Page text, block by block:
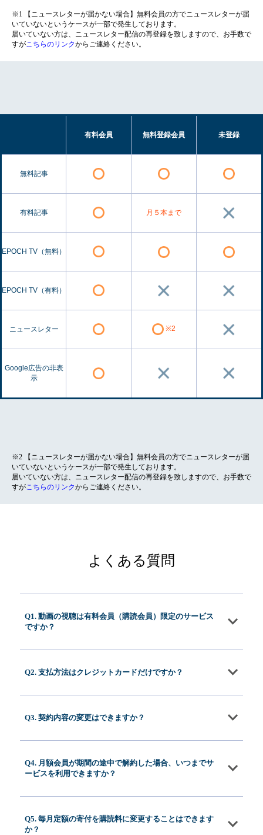
※1 【ニュースレターが届かない場合】無料会員の方でニュースレターが届
いていないというケースが一部で発生しております。
届いていない方は、ニュースレター配信の再登録を致しますので、お手数で
すがこちらのリンクからご連絡ください。
有料会員 無料登録会員 未登録
無料記事
有料記事 月５本まで
EPOCH TV（無料）
EPOCH TV（有料）
ニュースレター ※2
Google広告の非表
示
※2 【ニュースレターが届かない場合】無料会員の方でニュースレターが届
いていないというケースが一部で発生しております。
届いていない方は、ニュースレター配信の再登録を致しますので、お手数で
すがこちらのリンクからご連絡ください。
よくある質問
Q1. 動画の視聴は有料会員（購読会員）限定のサービス
ですか？
Q2. 支払方法はクレジットカードだけですか？
Q3. 契約内容の変更はできますか？
Q4. 月額会員が期間の途中で解約した場合、いつまでサ
ービスを利用できますか？
Q5. 毎月定額の寄付を購読料に変更することはできます
か？